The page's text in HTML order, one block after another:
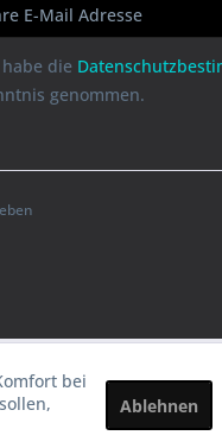
die
genommen.
bei
Ablehnen